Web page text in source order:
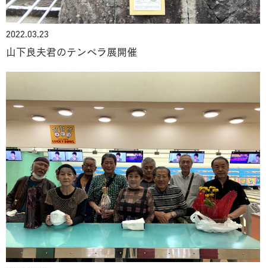
2022.03.23
山下良夫君のテンペラ展開催